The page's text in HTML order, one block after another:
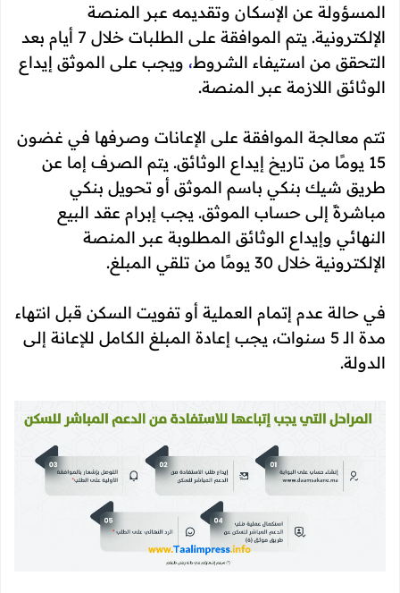
المسؤولة عن الإسكان وتقديمه عبر المنصة
الإلكترونية. يتم الموافقة على الطلبات خلال 7 أيام بعد
التحقق من استيفاء الشروط، ويجب على الموثق إيداع
الوثائق اللازمة عبر المنصة.
تتم معالجة الموافقة على الإعانات وصرفها في غضون
15 يومًا من تاريخ إيداع الوثائق. يتم الصرف إما عن
طريق شيك بنكي باسم الموثق أو تحويل بنكي
مباشرةً إلى حساب الموثق. يجب إبرام عقد البيع
النهائي وإيداع الوثائق المطلوبة عبر المنصة
الإلكترونية خلال 30 يومًا من تلقي المبلغ.
في حالة عدم إتمام العملية أو تفويت السكن قبل انتهاء
مدة الـ 5 سنوات، يجب إعادة المبلغ الكامل للإعانة إلى
الدولة.